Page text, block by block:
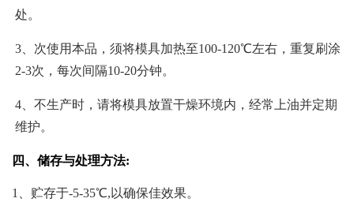
处。
3、次使用本品，须将模具加热至100-120℃左右，重复刷涂
2-3次，每次间隔10-20分钟。
4、不生产时，请将模具放置干燥环境内，经常上油并定期
维护。
四、储存与处理方法:
1、贮存于-5-35℃,以确保佳效果。